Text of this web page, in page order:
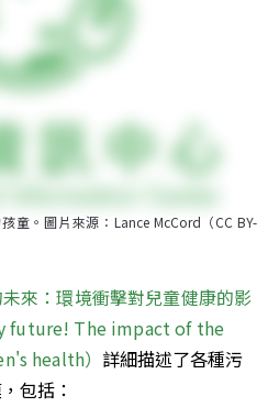
童。圖片來源：Lance McCord（CC BY-
未來：環境衝擊對兒童健康的影
future! The impact of the
health） 詳細描述了各種污
包括：